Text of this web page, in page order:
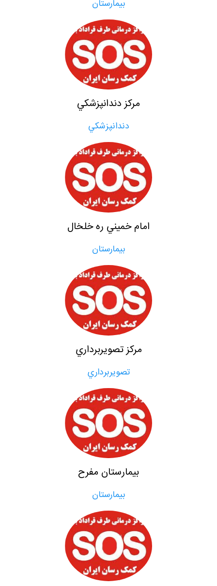
بيمارستان
مركز دندانپزشكي
دندانپزشكي
امام خميني ره خلخال
بيمارستان
مركز تصويربرداري
تصويربرداري
بيمارستان مفرح
بيمارستان